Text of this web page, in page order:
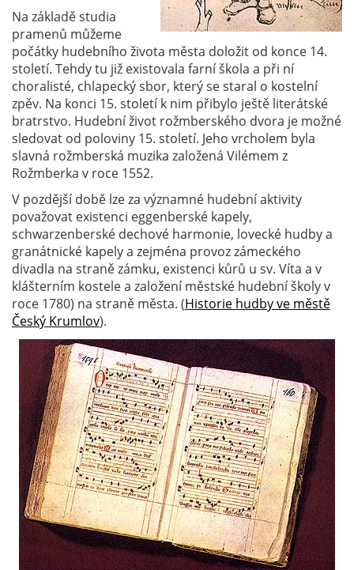
Na základě studia
pramenů můžeme
počátky hudebního života města doložit od konce 14.
století. Tehdy tu již existovala farní škola a při ní
choralisté, chlapecký sbor, který se staral o kostelní
zpěv. Na konci 15. století k nim přibylo ještě literátské
bratrstvo. Hudební život rožmberského dvora je možné
sledovat od poloviny 15. století. Jeho vrcholem byla
slavná rožmberská muzika založená Vilémem z
Rožmberka v roce 1552.
V pozdější době lze za významné hudební aktivity
považovat existenci eggenberské kapely,
schwarzenberské dechové harmonie, lovecké hudby a
granátnické kapely a zejména provoz zámeckého
divadla na straně zámku, existenci kůrů u sv. Víta a v
klášterním kostele a založení městské hudební školy v
roce 1780) na straně města. (Historie hudby ve městě
Český Krumlov).